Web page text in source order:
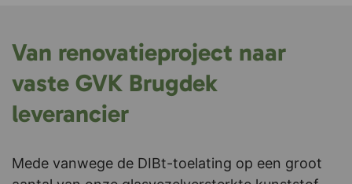
Van renovatieproject naar
vaste GVK Brugdek
leverancier
Mede vanwege de DIBt-toelating op een groot